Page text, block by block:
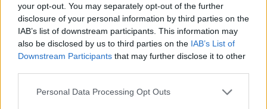
your opt-out. You may separately opt-out of the further
disclosure of your personal information by third parties on the
IAB’s list of downstream participants. This information may
also be disclosed by us to third parties on the IAB’s List of
Downstream Participants that may further disclose it to other
Personal Data Processing Opt Outs
αποκατάστασης στη Γερμανία και στην
Ελλάδα. Μετά από περίπου δύο μήνες
καθημερινής προσπάθειας, ο Γιώργος
την οικογένειά του, ανοίγοντας ένα νέο